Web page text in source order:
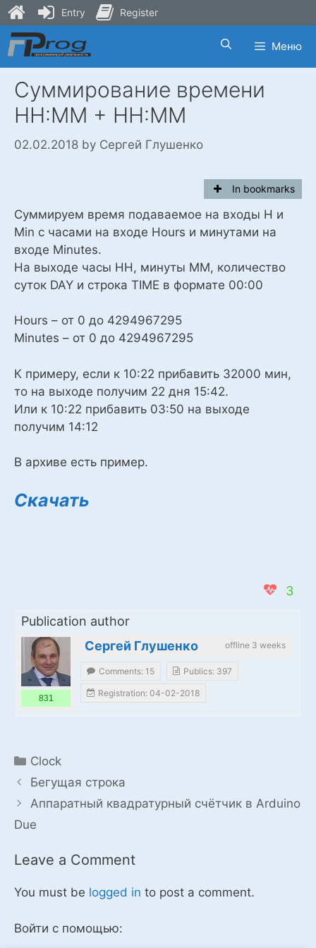
Skip
to
content
Меню
Суммирование времени
HH:MM + HH:MM
02.02.2018 by Сергей Глушенко
In bookmarks
Суммируем время подаваемое на входы H и
Min c часами на входе Hours и минутами на
входе Minutes.
На выходе часы HH, минуты MM, количество
суток DAY и строка TIME в формате 00:00
Hours – от 0 до 4294967295
Minutes – от 0 до 4294967295
К примеру, если к 10:22 прибавить 32000 мин,
то на выходе получим 22 дня 15:42.
Или к 10:22 прибавить 03:50 на выходе
получим 14:12
В архиве есть пример.
Скачать
3
Publication author
offline 3 weeks
Сергей Глушенко
831
Comments: 15 Publics: 397
Registration: 04-02-2018
Categories
Clock
Бегущая строка
Аппаратный квадратурный счётчик в Arduino
Due
Leave a Comment
You must be logged in to post a comment.
Войти с помощью:
Entry Register